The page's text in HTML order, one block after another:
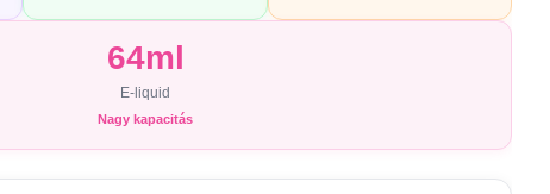
64ml
E-liquid
Nagy kapacitás